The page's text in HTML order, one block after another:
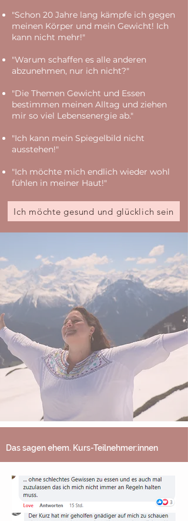
"Schon 20 Jahre lang kämpfe ich gegen
meinen Körper und mein Gewicht! Ich
kann nicht mehr!"
"Warum schaffen es alle anderen
abzunehmen, nur ich nicht?"
"Die Themen Gewicht und Essen
bestimmen meinen Alltag und ziehen
mir so viel Lebensenergie ab."
"Ich kann mein Spiegelbild nicht
ausstehen!"
"Ich möchte mich endlich wieder wohl
fühlen in meiner Haut!"
Ich möchte gesund und glücklich sein
Das sagen ehem. Kurs-Teilnehmer:innen